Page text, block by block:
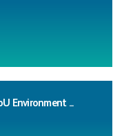
Environment ...